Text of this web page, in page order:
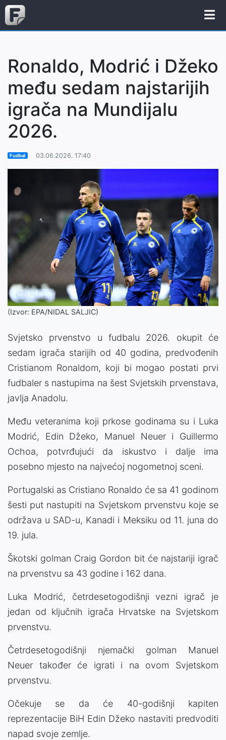
Ronaldo, Modrić i Džeko
među sedam najstarijih
igrača na Mundijalu
2026.
Fudbal 03.06.2026. 17:40
(Izvor: EPA/NIDAL SALJIC)
Svjetsko prvenstvo u fudbalu 2026. okupit će
sedam igrača starijih od 40 godina, predvođenih
Cristianom Ronaldom, koji bi mogao postati prvi
fudbaler s nastupima na šest Svjetskih prvenstava,
javlja Anadolu.
Među veteranima koji prkose godinama su i Luka
Modrić, Edin Džeko, Manuel Neuer i Guillermo
Ochoa, potvrđujući da iskustvo i dalje ima
posebno mjesto na najvećoj nogometnoj sceni.
Portugalski as Cristiano Ronaldo će sa 41 godinom
šesti put nastupiti na Svjetskom prvenstvu koje se
održava u SAD-u, Kanadi i Meksiku od 11. juna do
19. jula.
Škotski golman Craig Gordon bit će najstariji igrač
na prvenstvu sa 43 godine i 162 dana.
Luka Modrić, četrdesetogodišnji vezni igrač je
jedan od ključnih igrača Hrvatske na Svjetskom
prvenstvu.
Četrdesetogodišnji njemački golman Manuel
Neuer također će igrati i na ovom Svjetskom
prvenstvu.
Očekuje se da će 40-godišnji kapiten
reprezentacije BiH Edin Džeko nastaviti predvoditi
napad svoje zemlje.